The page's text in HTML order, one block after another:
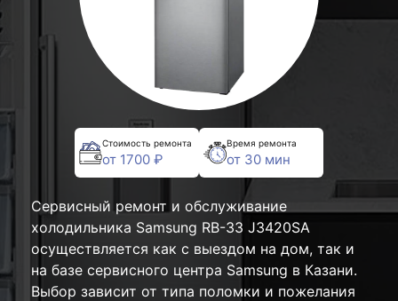
Стоимость ремонта
от 1700 ₽
Время ремонта
от 30 мин
Сервисный ремонт и обслуживание
холодильника Samsung RB-33 J3420SA
осуществляется как с выездом на дом, так и
на базе сервисного центра Samsung в Казани.
Выбор зависит от типа поломки и пожелания